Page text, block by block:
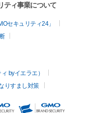
ティ事業について
セキュリティ24」
byイエラエ）
りすまし対策